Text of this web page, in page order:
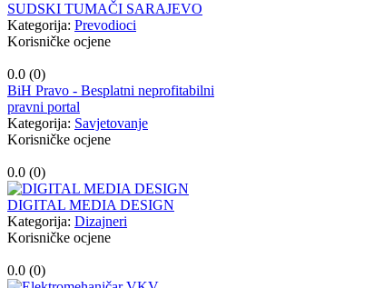
SUDSKI TUMAČI SARAJEVO
Kategorija: Prevodioci
Korisničke ocjene
0.0 (0)
BiH Pravo - Besplatni neprofitabilni
pravni portal
Kategorija: Savjetovanje
Korisničke ocjene
0.0 (0)
DIGITAL MEDIA DESIGN
Kategorija: Dizajneri
Korisničke ocjene
0.0 (0)